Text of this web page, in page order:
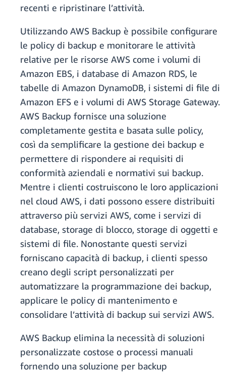
recenti e ripristinare l’attività.
Utilizzando AWS Backup è possibile configurare
le policy di backup e monitorare le attività
relative per le risorse AWS come i volumi di
Amazon EBS, i database di Amazon RDS, le
tabelle di Amazon DynamoDB, i sistemi di file di
Amazon EFS e i volumi di AWS Storage Gateway.
AWS Backup fornisce una soluzione
completamente gestita e basata sulle policy,
così da semplificare la gestione dei backup e
permettere di rispondere ai requisiti di
conformità aziendali e normativi sui backup.
Mentre i clienti costruiscono le loro applicazioni
nel cloud AWS, i dati possono essere distribuiti
attraverso più servizi AWS, come i servizi di
database, storage di blocco, storage di oggetti e
sistemi di file. Nonostante questi servizi
forniscano capacità di backup, i clienti spesso
creano degli script personalizzati per
automatizzare la programmazione dei backup,
applicare le policy di mantenimento e
consolidare l’attività di backup sui servizi AWS.
AWS Backup elimina la necessità di soluzioni
personalizzate costose o processi manuali
fornendo una soluzione per backup